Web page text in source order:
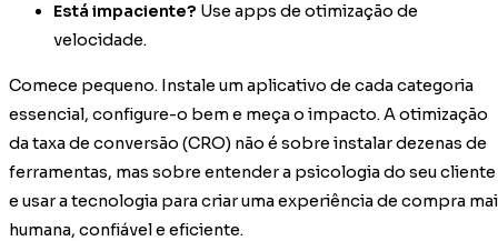
Está impaciente? Use apps de otimização de
velocidade.
Comece pequeno. Instale um aplicativo de cada categoria
essencial, configure-o bem e meça o impacto. A otimização
da taxa de conversão (CRO) não é sobre instalar dezenas de
ferramentas, mas sobre entender a psicologia do seu cliente
e usar a tecnologia para criar uma experiência de compra
humana, confiável e eficiente.